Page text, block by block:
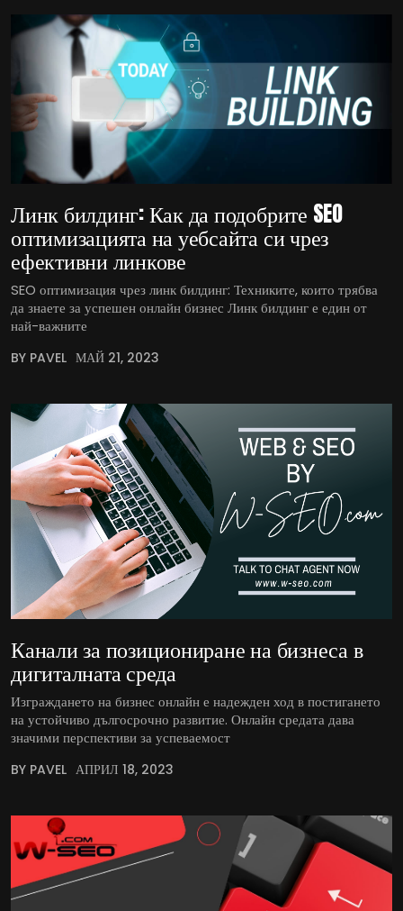
Линк билдинг: Как да подобрите SEO
оптимизацията на уебсайта си чрез
ефективни линкове
SEO оптимизация чрез линк билдинг: Техниките, които трябва
да знаете за успешен онлайн бизнес Линк билдинг е един от
най-важните
BY PAVEL МАЙ 21, 2023
Канали за позициониране на бизнеса в
дигиталната среда
Изграждането на бизнес онлайн е надежден ход в постигането
на устойчиво дългосрочно развитие. Онлайн средата дава
значими перспективи за успеваемост
BY PAVEL АПРИЛ 18, 2023